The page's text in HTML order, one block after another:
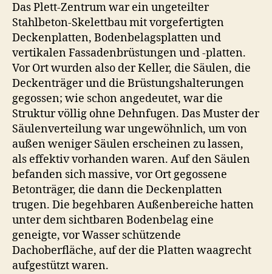
Das Plett-Zentrum war ein ungeteilter
Stahlbeton-Skelettbau mit vorgefertigten
Deckenplatten, Bodenbelagsplatten und
vertikalen Fassadenbrüstungen und -platten.
Vor Ort wurden also der Keller, die Säulen, die
Deckenträger und die Brüstungshalterungen
gegossen; wie schon angedeutet, war die
Struktur völlig ohne Dehnfugen. Das Muster der
Säulenverteilung war ungewöhnlich, um von
außen weniger Säulen erscheinen zu lassen,
als effektiv vorhanden waren. Auf den Säulen
befanden sich massive, vor Ort gegossene
Betonträger, die dann die Deckenplatten
trugen. Die begehbaren Außenbereiche hatten
unter dem sichtbaren Bodenbelag eine
geneigte, vor Wasser schützende
Dachoberfläche, auf der die Platten waagrecht
aufgestützt waren.